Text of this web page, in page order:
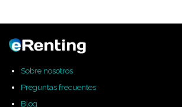
Sobre nosotros
Preguntas frecuentes
Blog